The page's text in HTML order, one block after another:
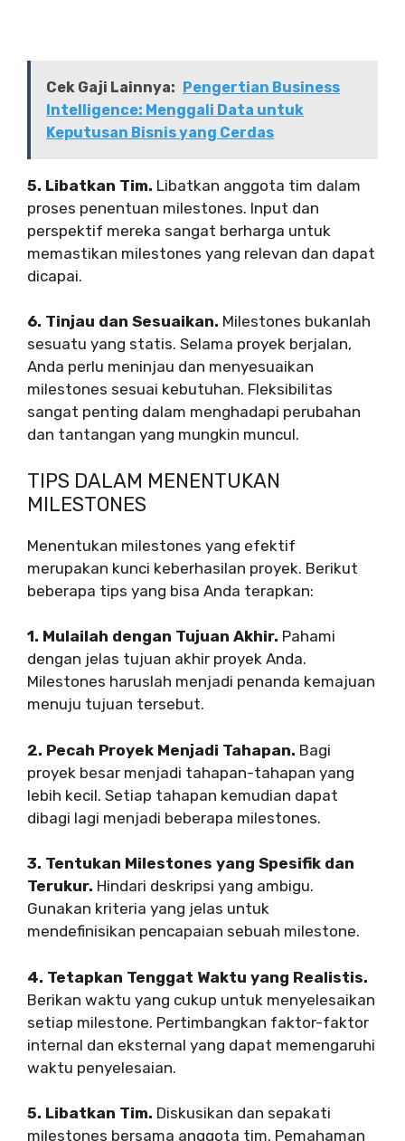
Cek Gaji Lainnya: Pengertian Business
Intelligence: Menggali Data untuk
Keputusan Bisnis yang Cerdas
5. Libatkan Tim. Libatkan anggota tim dalam
proses penentuan milestones. Input dan
perspektif mereka sangat berharga untuk
memastikan milestones yang relevan dan dapat
dicapai.
6. Tinjau dan Sesuaikan. Milestones bukanlah
sesuatu yang statis. Selama proyek berjalan,
Anda perlu meninjau dan menyesuaikan
milestones sesuai kebutuhan. Fleksibilitas
sangat penting dalam menghadapi perubahan
dan tantangan yang mungkin muncul.
TIPS DALAM MENENTUKAN
MILESTONES
Menentukan milestones yang efektif
merupakan kunci keberhasilan proyek. Berikut
beberapa tips yang bisa Anda terapkan:
1. Mulailah dengan Tujuan Akhir. Pahami
dengan jelas tujuan akhir proyek Anda.
Milestones haruslah menjadi penanda kemajuan
menuju tujuan tersebut.
2. Pecah Proyek Menjadi Tahapan. Bagi
proyek besar menjadi tahapan-tahapan yang
lebih kecil. Setiap tahapan kemudian dapat
dibagi lagi menjadi beberapa milestones.
3. Tentukan Milestones yang Spesifik dan
Terukur. Hindari deskripsi yang ambigu.
Gunakan kriteria yang jelas untuk
mendefinisikan pencapaian sebuah milestone.
4. Tetapkan Tenggat Waktu yang Realistis.
Berikan waktu yang cukup untuk menyelesaikan
setiap milestone. Pertimbangkan faktor-faktor
internal dan eksternal yang dapat memengaruhi
waktu penyelesaian.
5. Libatkan Tim. Diskusikan dan sepakati
milestones bersama anggota tim. Pemahaman